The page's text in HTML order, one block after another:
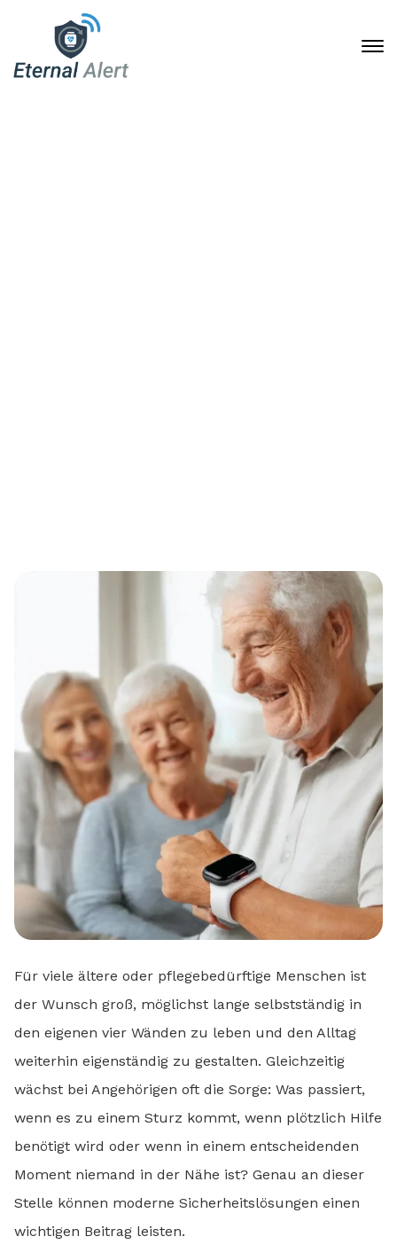
Für viele ältere oder pflegebedürftige Menschen ist
der Wunsch groß, möglichst lange selbstständig in
den eigenen vier Wänden zu leben und den Alltag
weiterhin eigenständig zu gestalten. Gleichzeitig
wächst bei Angehörigen oft die Sorge: Was passiert,
wenn es zu einem Sturz kommt, wenn plötzlich Hilfe
benötigt wird oder wenn in einem entscheidenden
Moment niemand in der Nähe ist? Genau an dieser
Stelle können moderne Sicherheitslösungen einen
wichtigen Beitrag leisten.